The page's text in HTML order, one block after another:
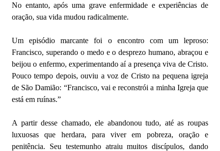
No entanto, após uma grave enfermidade e experiências de
oração, sua vida mudou radicalmente.
Um episódio marcante foi o encontro com um leproso:
Francisco, superando o medo e o desprezo humano, abraçou e
beijou o enfermo, experimentando aí a presença viva de Cristo.
Pouco tempo depois, ouviu a voz de Cristo na pequena igreja
de São Damião: “Francisco, vai e reconstrói a minha Igreja que
está em ruínas.”
A partir desse chamado, ele abandonou tudo, até as roupas
luxuosas que herdara, para viver em pobreza, oração e
penitência. Seu testemunho atraiu muitos discípulos, dando